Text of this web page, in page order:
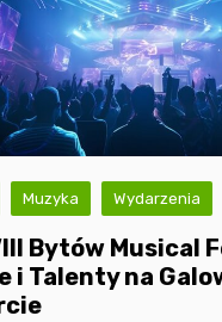
Muzyka Wydarzenia
Bytów Musical
i Talenty na